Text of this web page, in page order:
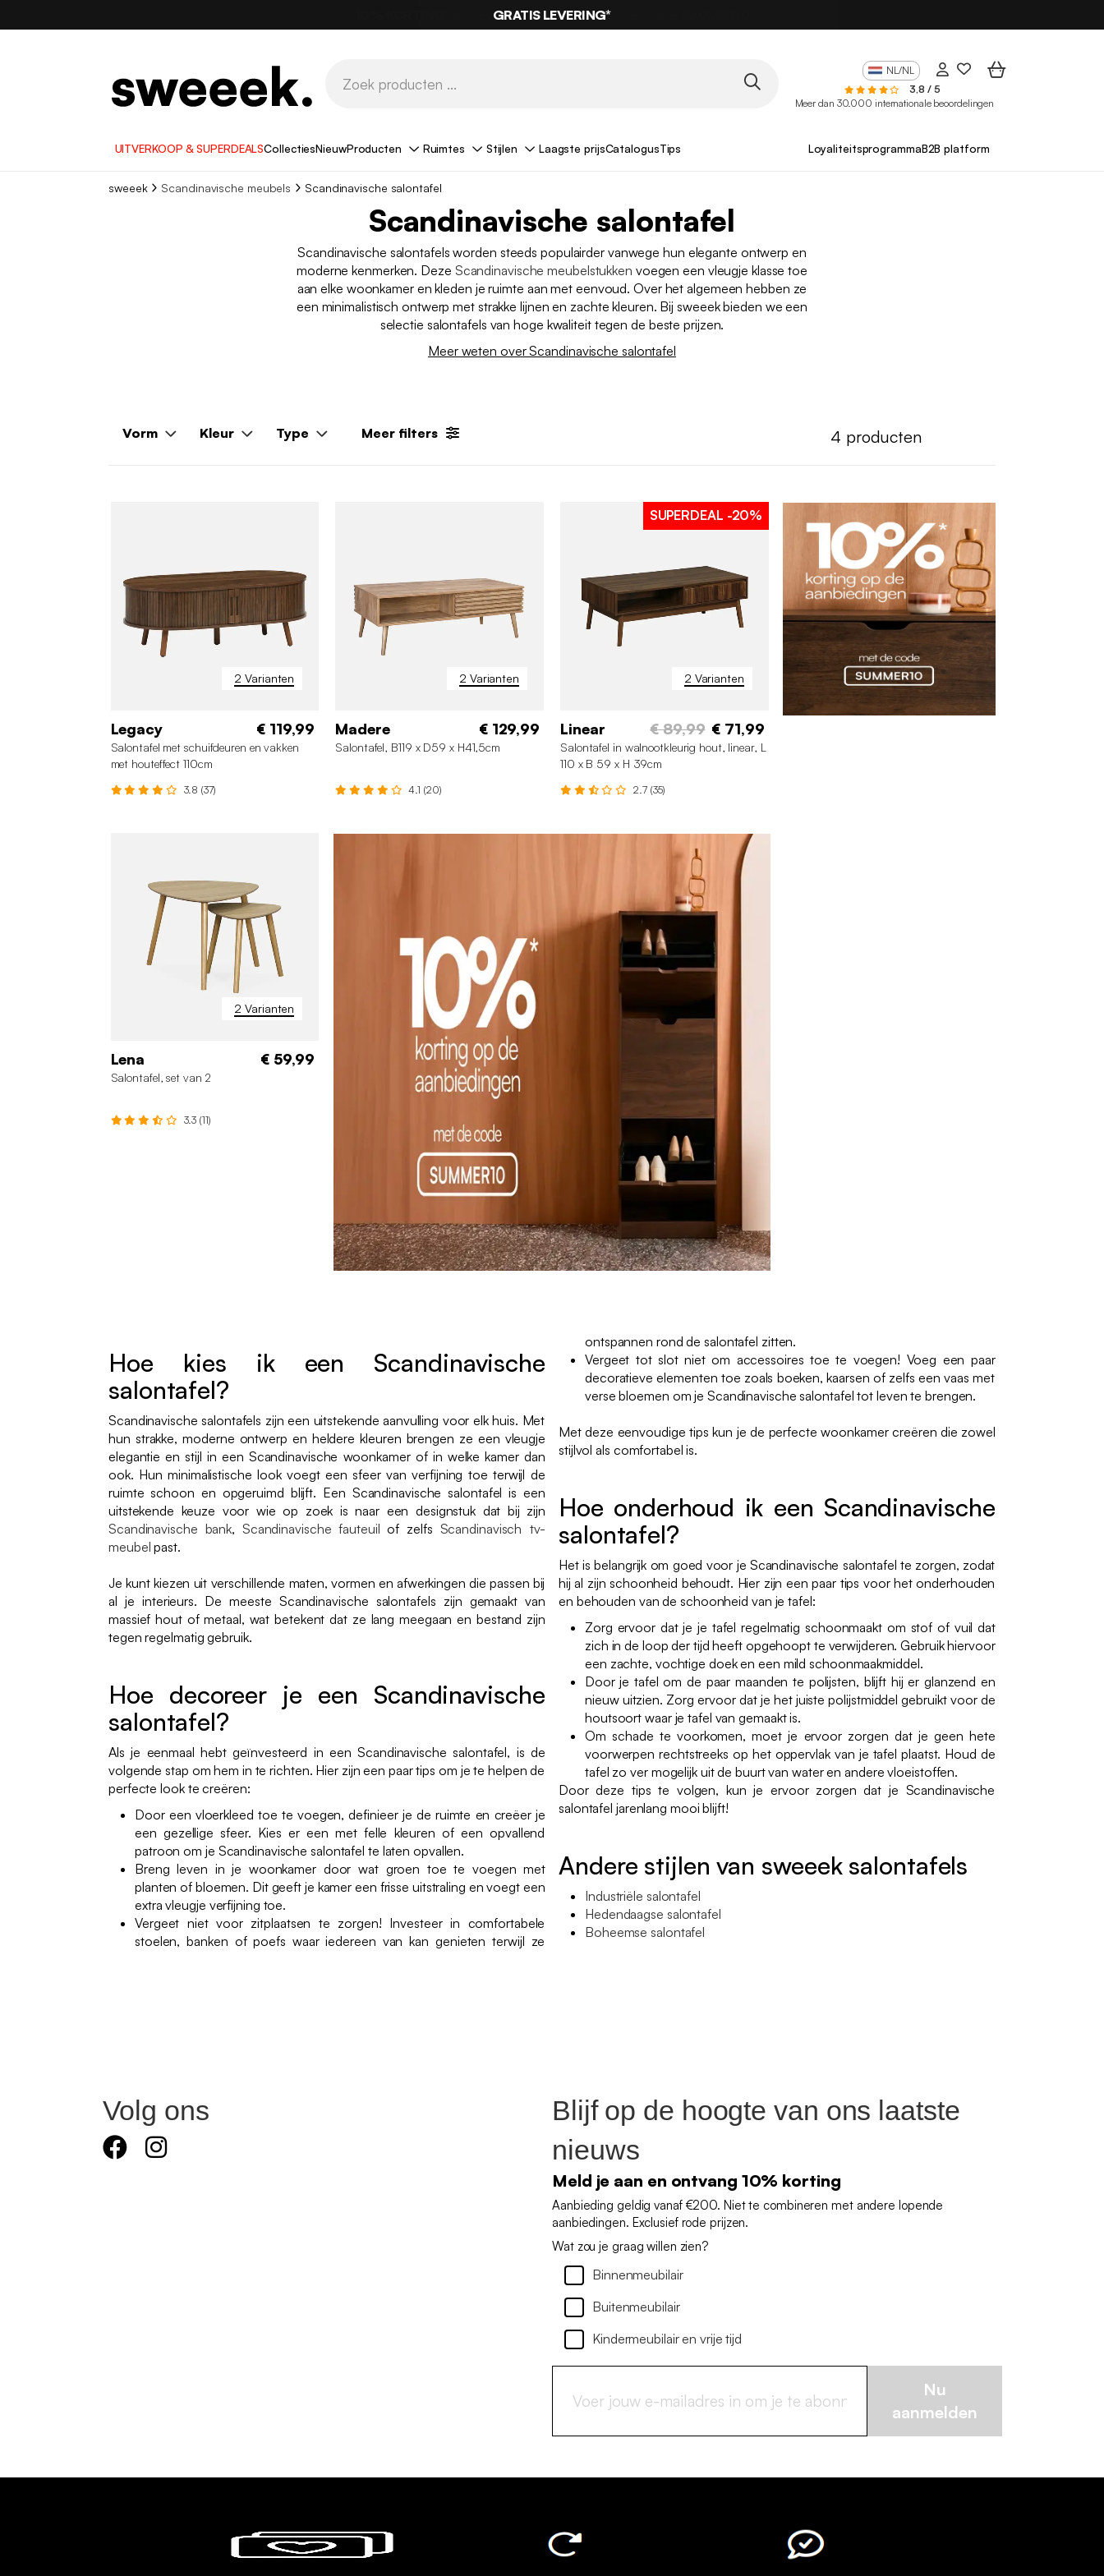
GRATIS LEVERING*
NL/NL
3,8 / 5
Meer dan 30.000 internationale beoordelingen
UITVERKOOP & SUPERDEALSCollectiesNieuwProducten Ruimtes Stijlen Laagste prijsCatalogusTips LoyaliteitsprogrammaB2B platform
sweeek Scandinavische meubels Scandinavische salontafel
Scandinavische salontafel
Scandinavische salontafels worden steeds populairder vanwege hun elegante ontwerp en
moderne kenmerken. Deze Scandinavische meubelstukken voegen een vleugje klasse toe
aan elke woonkamer en kleden je ruimte aan met eenvoud. Over het algemeen hebben ze
een minimalistisch ontwerp met strakke lijnen en zachte kleuren. Bij sweeek bieden we een
selectie salontafels van hoge kwaliteit tegen de beste prijzen.
Meer weten over Scandinavische salontafel
Vorm Kleur Type Meer filters 4 producten
2 Varianten
Legacy € 119,99
Salontafel met schuifdeuren en vakken
met houteffect 110cm
3.8 (37)
2 Varianten
Madere € 129,99
Salontafel, B119 x D59 x H41,5cm
4.1 (20)
2 Varianten
SUPERDEAL -20%
Linear € 89,99 € 71,99
Salontafel in walnootkleurig hout, linear, L
110 x B 59 x H 39cm
2.7 (35)
2 Varianten
Lena € 59,99
Salontafel, set van 2
3.3 (11)
Hoe kies ik een Scandinavische
salontafel?
Scandinavische salontafels zijn een uitstekende aanvulling voor elk huis. Met
hun strakke, moderne ontwerp en heldere kleuren brengen ze een vleugje
elegantie en stijl in een Scandinavische woonkamer of in welke kamer dan
ook. Hun minimalistische look voegt een sfeer van verfijning toe terwijl de
ruimte schoon en opgeruimd blijft. Een Scandinavische salontafel is een
uitstekende keuze voor wie op zoek is naar een designstuk dat bij zijn
Scandinavische bank, Scandinavische fauteuil of zelfs Scandinavisch tv-
meubel past.
Je kunt kiezen uit verschillende maten, vormen en afwerkingen die passen bij
al je interieurs. De meeste Scandinavische salontafels zijn gemaakt van
massief hout of metaal, wat betekent dat ze lang meegaan en bestand zijn
tegen regelmatig gebruik.
Hoe decoreer je een Scandinavische
salontafel?
Als je eenmaal hebt geïnvesteerd in een Scandinavische salontafel, is de
volgende stap om hem in te richten. Hier zijn een paar tips om je te helpen de
perfecte look te creëren:
Door een vloerkleed toe te voegen, definieer je de ruimte en creëer je
een gezellige sfeer. Kies er een met felle kleuren of een opvallend
patroon om je Scandinavische salontafel te laten opvallen.
Breng leven in je woonkamer door wat groen toe te voegen met
planten of bloemen. Dit geeft je kamer een frisse uitstraling en voegt een
extra vleugje verfijning toe.
Vergeet niet voor zitplaatsen te zorgen! Investeer in comfortabele
stoelen, banken of poefs waar iedereen van kan genieten terwijl ze
ontspannen rond de salontafel zitten.
Vergeet tot slot niet om accessoires toe te voegen! Voeg een paar
decoratieve elementen toe zoals boeken, kaarsen of zelfs een vaas met
verse bloemen om je Scandinavische salontafel tot leven te brengen.
Met deze eenvoudige tips kun je de perfecte woonkamer creëren die zowel
stijlvol als comfortabel is.
Hoe onderhoud ik een Scandinavische
salontafel?
Het is belangrijk om goed voor je Scandinavische salontafel te zorgen, zodat
hij al zijn schoonheid behoudt. Hier zijn een paar tips voor het onderhouden
en behouden van de schoonheid van je tafel:
Zorg ervoor dat je je tafel regelmatig schoonmaakt om stof of vuil dat
zich in de loop der tijd heeft opgehoopt te verwijderen. Gebruik hiervoor
een zachte, vochtige doek en een mild schoonmaakmiddel.
Door je tafel om de paar maanden te polijsten, blijft hij er glanzend en
nieuw uitzien. Zorg ervoor dat je het juiste polijstmiddel gebruikt voor de
houtsoort waar je tafel van gemaakt is.
Om schade te voorkomen, moet je ervoor zorgen dat je geen hete
voorwerpen rechtstreeks op het oppervlak van je tafel plaatst. Houd de
tafel zo ver mogelijk uit de buurt van water en andere vloeistoffen.
Door deze tips te volgen, kun je ervoor zorgen dat je Scandinavische
salontafel jarenlang mooi blijft!
Andere stijlen van sweeek salontafels
Industriële salontafel
Hedendaagse salontafel
Boheemse salontafel
Volg ons
Blijf op de hoogte van ons laatste
nieuws
Meld je aan en ontvang 10% korting
Aanbieding geldig vanaf €200. Niet te combineren met andere lopende
aanbiedingen. Exclusief rode prijzen.
Wat zou je graag willen zien?
Binnenmeubilair
Buitenmeubilair
Kindermeubilair en vrije tijd
Nu
aanmelden